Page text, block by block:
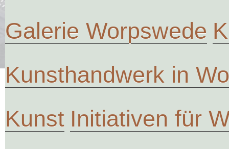
Galerie Worpswede
Kunsthandwerk in
Kunst Initiativen für